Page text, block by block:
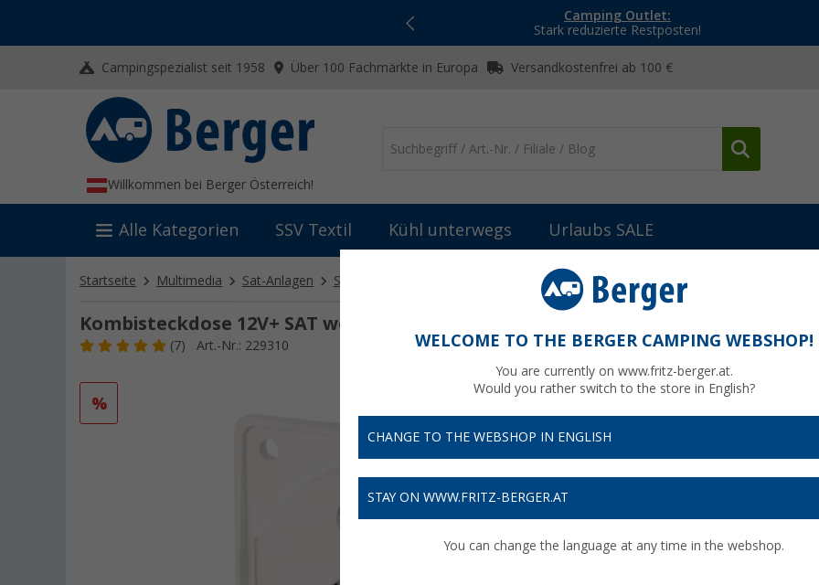
Camping Outlet:
Stark reduzierte Restposten!
Campingspezialist seit 1958 Über 100 Fachmärkte in Europa Versandkostenfrei ab 100 €
Willkommen bei Berger Österreich!
Alle Kategorien SSV Textil Kühl unterwegs Urlaubs SALE
Startseite Multimedia Sat-Anlagen Sat-Zubehör Kombisteckdose 12V+ SAT
Kombisteckdose 12V+ SAT weiß
(7) Art.-Nr.: 229310
%
Bis zu
Farbe
WELCOME TO THE BERGER CAMPING WEBSHOP!
You are currently on www.fritz-berger.at.
Would you rather switch to the store in English?
CHANGE TO THE WEBSHOP IN ENGLISH
STAY ON WWW.FRITZ-BERGER.AT
You can change the language at any time in the webshop.